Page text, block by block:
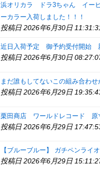
浜オリカラ ドラ3ちゃん イー
ーカラー入荷しました！！！
投稿日 2026年6月30日
近日入荷予定 御予約受付開始
投稿日 2026年6月30日
まだ誰もしてないこの組み合わせ
投稿日 2026年6月29日
栗田商店 ワールドレコード 原
投稿日 2026年6月29日
【ブルーブルー】 ガチペンライ
投稿日 2026年6月29日